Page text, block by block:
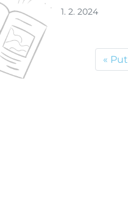
1. 2. 2024